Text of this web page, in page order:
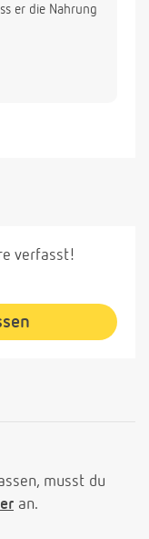
er die Nahrung
verfasst!
musst du
an.